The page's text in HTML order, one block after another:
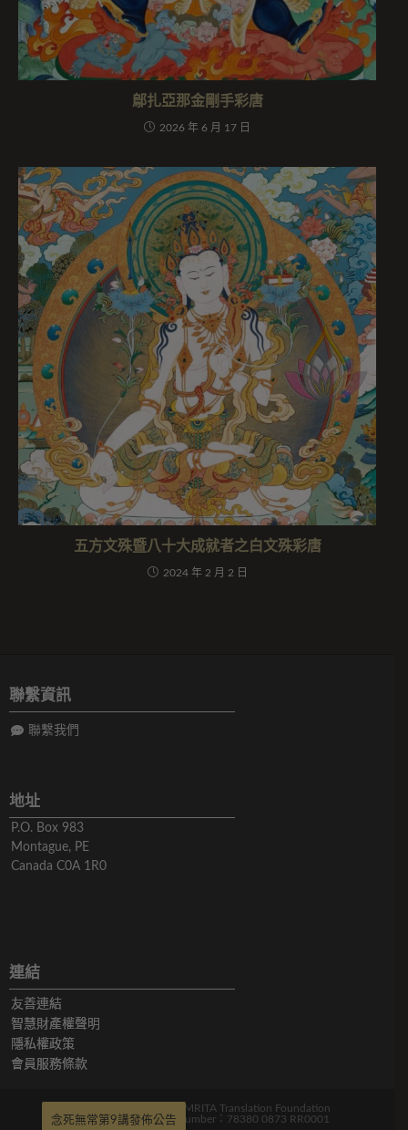
鄔扎亞那金剛手彩唐
2026 年 6 月 17 日
五方文殊暨八十大成就者之白文殊彩唐
2024 年 2 月 2 日
聯繫資訊
聯繫我們
地址
P.O. Box 983
Montague, PE
Canada C0A 1R0
連結
友善連結
智慧財產權聲明
隱私權政策
會員服務條款
版權所有© 2019-2026 AMRITA Translation Foundation
Charitable Registration Number：78380 0873 RR0001
念死無常第9講發佈公告